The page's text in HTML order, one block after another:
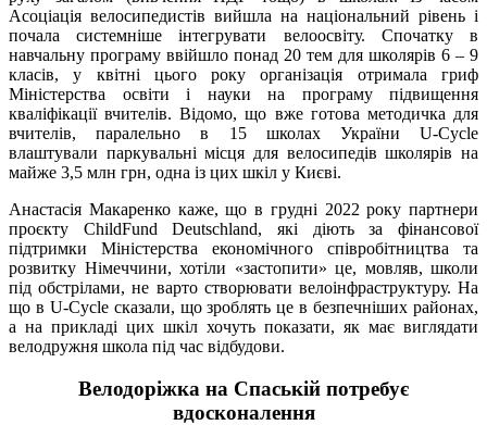
Асоціація велосипедистів вийшла на національний рівень і
почала системніше інтегрувати велоосвіту. Спочатку в
навчальну програму ввійшло понад 20 тем для школярів 6 – 9
класів, у квітні цього року організація отримала гриф
Міністерства освіти і науки на програму підвищення
кваліфікації вчителів. Відомо, що вже готова методичка для
вчителів, паралельно в 15 школах України U-Cycle
влаштували паркувальні місця для велосипедів школярів на
майже 3,5 млн грн, одна із цих шкіл у Києві.
Анастасія Макаренко каже, що в грудні 2022 року партнери
проєкту ChildFund Deutschland, які діють за фінансової
підтримки Міністерства економічного співробітництва та
розвитку Німеччини, хотіли «застопити» це, мовляв, школи
під обстрілами, не варто створювати велоінфраструктуру. На
що в U-Cycle сказали, що зроблять це в безпечніших районах,
а на прикладі цих шкіл хочуть показати, як має виглядати
велодружня школа під час відбудови.
Велодоріжка на Спаській потребує
вдосконалення